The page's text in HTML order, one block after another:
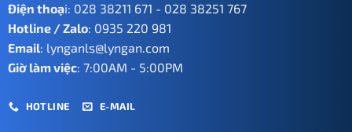
Điện thoại: 028 38211 671 - 028 38251 767
Hotline / Zalo: 0935 220 981
Email: lynganls@lyngan.com
Giờ làm việc: 7:00AM - 5:00PM
HOTLINE E-MAIL